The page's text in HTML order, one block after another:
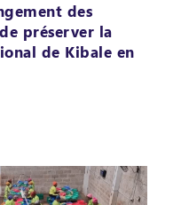
des
préserver la
de Kibale en